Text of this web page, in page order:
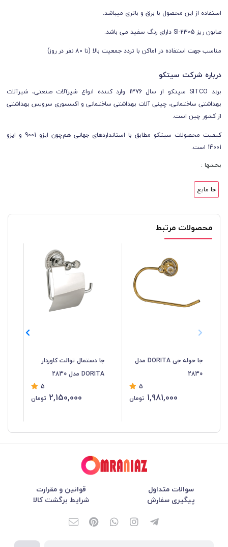
استفاده از این محصول با برق و باتری میباشد.
صابون ریز 2305-SI دارای رنگ سفید می باشد.
مناسب جهت استفاده در اماکن با تردد جمعیت بالا (تا 80 نفر در روز)
درباره شرکت سیتکو
برند SITCO سیتکو از سال 1376 وارد کننده انواع شیرآلات صنعتی، شیرآلات
بهداشتی ساختمانی، چینی آلات بهداشتی ساختمانی و اکسسوری سرویس بهداشتی
از کشور چین است.
کیفیت محصولات سیتکو مطابق با استانداردهای جهانی هم‌چون ایزو 9001 و ایزو
14001 است.
بخشها :
جا مایع
محصولات مرتبط
جا حوله جی DORITA مدل
2830
5
1,981,000 تومان
جا دستمال توالت کاوردار
DORITA مدل 2830
5
2,150,000 تومان
سوالات متداول
قوانین و مقرارت
پیگیری سفارش
شرایط برگشت کالا